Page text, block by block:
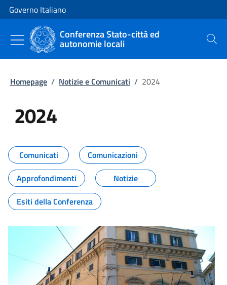
Vai al contenuto
Vai alla navigazione del sito
Governo Italiano
Conferenza Stato-città ed
autonomie locali Cerca
Homepage / Notizie e Comunicati / 2024
2024
Tutti i contenuti della pagina
Comunicati
Comunicazioni
Approfondimenti
Notizie
Esiti della Conferenza